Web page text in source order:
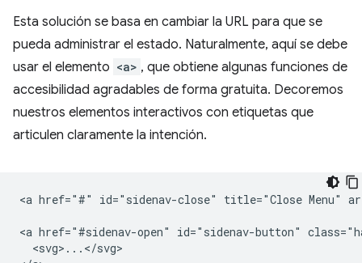
Esta solución se basa en cambiar la URL para que se
pueda administrar el estado. Naturalmente, aquí se debe
usar el elemento <a> , que obtiene algunas funciones de
accesibilidad agradables de forma gratuita. Decoremos
nuestros elementos interactivos con etiquetas que
articulen claramente la intención.
<a href="#" id="sidenav-close" title="Close Menu"
<a href="#sidenav-open" id="sidenav-button"
  <svg>...</svg>